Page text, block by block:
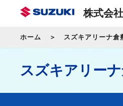
株式会
ホーム スズキアリーナ倉
スズキアリー